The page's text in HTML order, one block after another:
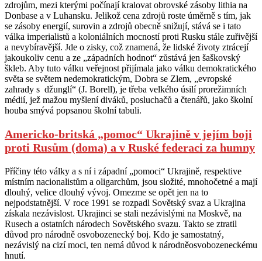
zdrojům, mezi kterými počínají kralovat obrovské zásoby lithia na
Donbase a v Luhansku. Jelikož cena zdrojů roste úměrně s tím, jak
se zásoby energií, surovin a zdrojů obecně snižují, stává se i tato
válka imperialistů a koloniálních mocností proti Rusku stále zuřivější
a nevybíravější. Jde o zisky, což znamená, že lidské životy ztrácejí
jakoukoliv cenu a ze „západních hodnot“ zůstává jen šaškovský
škleb. Aby tuto válku veřejnost přijímala jako válku demokratického
světa se světem nedemokratickým, Dobra se Zlem, „evropské
zahrady s džunglí“ (J. Borell), je třeba velkého úsilí prorežimních
médií, jež mažou myšlení diváků, posluchačů a čtenářů, jako školní
houba smývá popsanou školní tabuli.
Americko-britská „pomoc“ Ukrajině v jejím boji
proti Rusům (doma) a v Ruské federaci za humny
Příčiny této války a s ní i západní „pomoci“ Ukrajině, respektive
místním nacionalistům a oligarchům, jsou složité, mnohočetné a mají
dlouhý, velice dlouhý vývoj. Omezme se opět jen na to
nejpodstatnější. V roce 1991 se rozpadl Sovětský svaz a Ukrajina
získala nezávislost. Ukrajinci se stali nezávislými na Moskvě, na
Rusech a ostatních národech Sovětského svazu. Takto se ztratil
důvod pro národně osvobozenecký boj. Kdo je samostatný,
nezávislý na cizí moci, ten nemá důvod k národněosvobozeneckému
hnutí.